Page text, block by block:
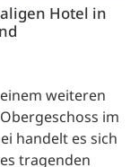
Hotel in
weiteren
im
handelt es sich
tragenden